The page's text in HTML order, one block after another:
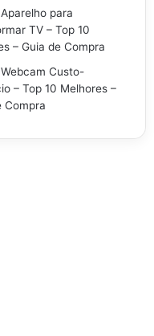
para
TV – Top 10
– Guia de Compra
Custo-
– Top 10 Melhores –
Compra